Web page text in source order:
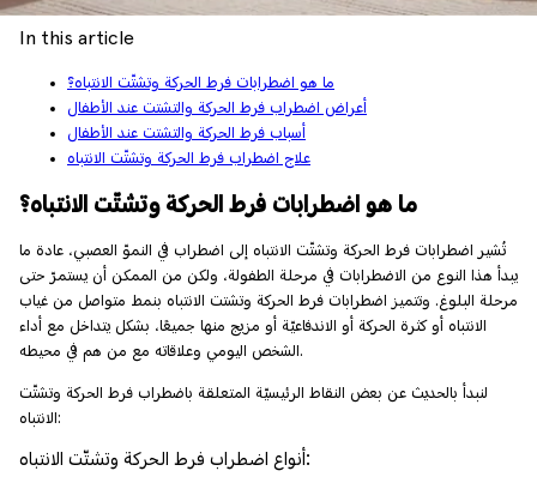
In this article
ما هو اضطرابات فرط الحركة وتشتّت الانتباه؟
أعراض اضطراب فرط الحركة والتشتت عند الأطفال
أسباب فرط الحركة والتشتت عند الأطفال
علاج اضطراب فرط الحركة وتشتّت الانتباه
ما هو اضطرابات فرط الحركة وتشتّت الانتباه؟
تُشير اضطرابات فرط الحركة وتشتّت الانتباه إلى اضطراب في النموّ العصبي، عادة ما
يبدأ هذا النوع من الاضطرابات في مرحلة الطفولة، ولكن من الممكن أن يستمرّ حتى
مرحلة البلوغ. وتتميز اضطرابات فرط الحركة وتشتت الانتباه بنمط متواصل من غياب
الانتباه أو كثرة الحركة أو الاندفاعيّة أو مزيج منها جميعًا، بشكل يتداخل مع أداء
الشخص اليومي وعلاقاته مع من هم في محيطه.
لنبدأ بالحديث عن بعض النقاط الرئيسيّة المتعلقة باضطراب فرط الحركة وتشتّت
الانتباه:
أنواع اضطراب فرط الحركة وتشتّت الانتباه: